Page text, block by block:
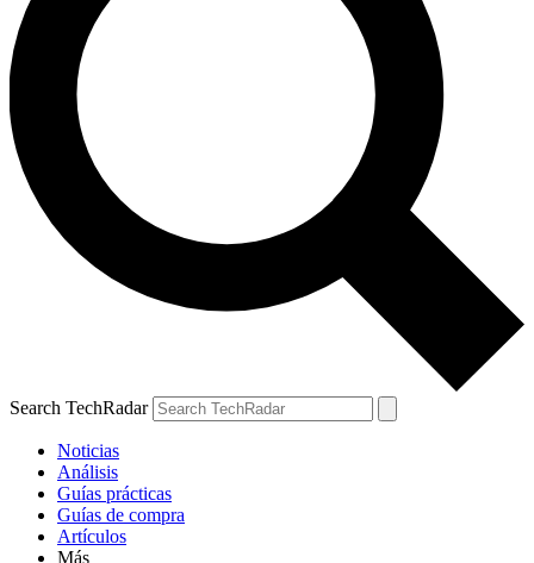
Search TechRadar
Noticias
Análisis
Guías prácticas
Guías de compra
Artículos
Más